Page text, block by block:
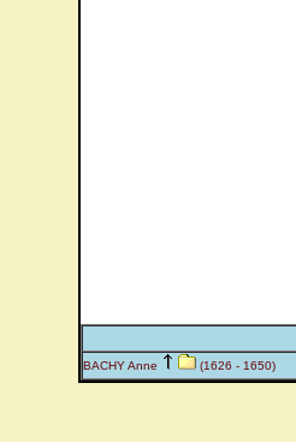
BACHY Anne (1626 - 1650)